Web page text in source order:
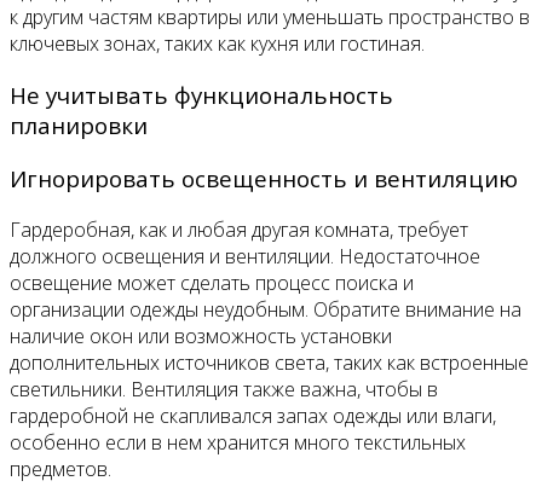
к другим частям квартиры или уменьшать пространство в
ключевых зонах, таких как кухня или гостиная.
Не учитывать функциональность
планировки
Игнорировать освещенность и вентиляцию
Гардеробная, как и любая другая комната, требует
должного освещения и вентиляции. Недостаточное
освещение может сделать процесс поиска и
организации одежды неудобным. Обратите внимание на
наличие окон или возможность установки
дополнительных источников света, таких как встроенные
светильники. Вентиляция также важна, чтобы в
гардеробной не скапливался запах одежды или влаги,
особенно если в нем хранится много текстильных
предметов.